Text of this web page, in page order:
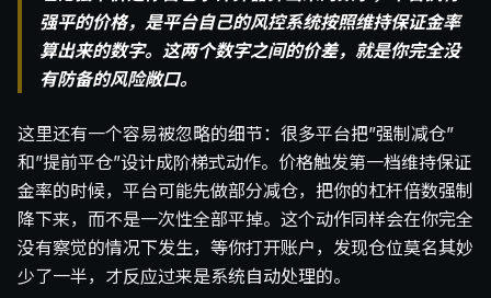
强平的价格，是平台自己的风控系统按照维持保证金率
算出来的数字。这两个数字之间的价差，就是你完全没
有防备的风险敞口。
这里还有一个容易被忽略的细节：很多平台把”强制减仓”
和”提前平仓”设计成阶梯式动作。价格触发第一档维持保证
金率的时候，平台可能先做部分减仓，把你的杠杆倍数强制
降下来，而不是一次性全部平掉。这个动作同样会在你完全
没有察觉的情况下发生，等你打开账户，发现仓位莫名其妙
少了一半，才反应过来是系统自动处理的。